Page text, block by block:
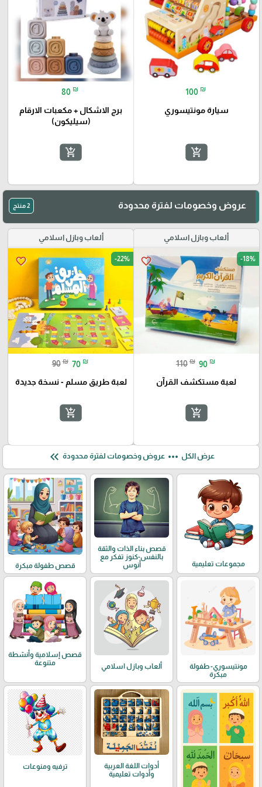
100 ₪
سيارة مونتيسوري
add_shopping_cart
80 ₪
برج الاشكال + مكعبات الارقام
(سيليكون)
add_shopping_cart
عروض وخصومات لفترة محدودة 2 منتج
ألعاب وبازل اسلامي
favorite_border -18%
110 ₪ 90 ₪
لعبة مستكشف القرآن
add_shopping_cart
ألعاب وبازل اسلامي
favorite_border -22%
90 ₪ 70 ₪
لعبة طريق مسلم - نسخة جديدة
add_shopping_cart
عرض الكل more_horiz عروض وخصومات لفترة محدودة keyboard_double_arrow_left
مجموعات تعليمية
قصص بناء الذات والثقة
بالنفس-كنوز تفكر مع
أنوس
قصص طفولة مبكرة
مونتيسوري- طفولة
مبكرة
ألعاب وبازل اسلامي
قصص إسلامية وأنشطة
متنوعة
أدوات اللغة العربية
وأدوات تعليمية
ترفيه ومنوعات